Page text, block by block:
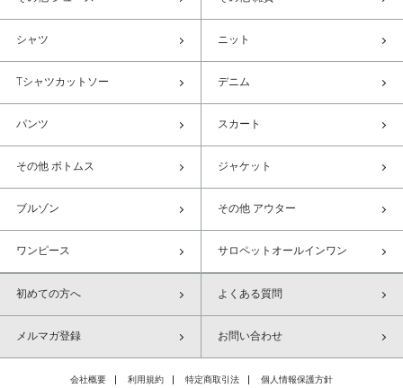
シャツ ニット
Tシャツカットソー デニム
パンツ スカート
その他 ボトムス ジャケット
ブルゾン その他 アウター
ワンピース サロペットオールインワン
初めての方へ よくある質問
メルマガ登録 お問い合わせ
会社概要 利用規約 特定商取引法 個人情報保護方針